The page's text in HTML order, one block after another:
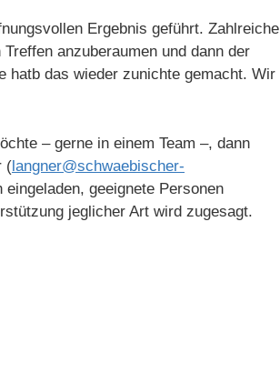
Ergebnis geführt. Zahlreiche
anzuberaumen und dann der
hatb das wieder zunichte gemacht. Wir
– gerne in einem Team –, dann
(langner@schwaebischer-
geeignete Personen
jeglicher Art wird zugesagt.